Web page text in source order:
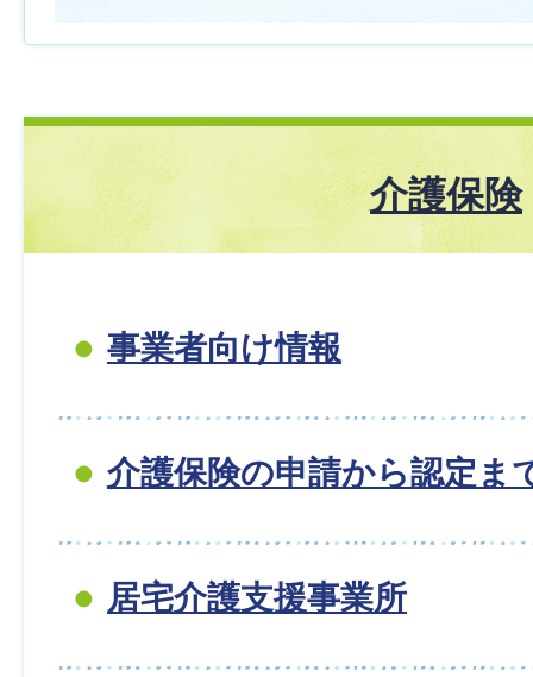
介護保険
事業者向け情報
介護保険の申請から認定ま
居宅介護支援事業所